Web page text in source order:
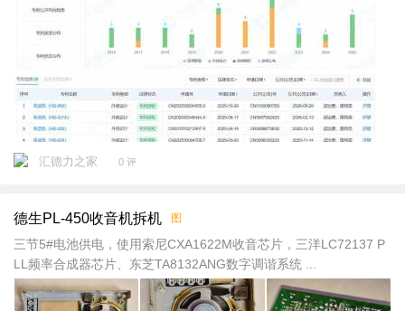
汇德力之家 0 评
德生PL-450收音机拆机 图
三节5#电池供电，使用索尼CXA1622M收音芯片，三洋LC72137 P
LL频率合成器芯片‌、东芝TA8132ANG数字调谐系统 ...